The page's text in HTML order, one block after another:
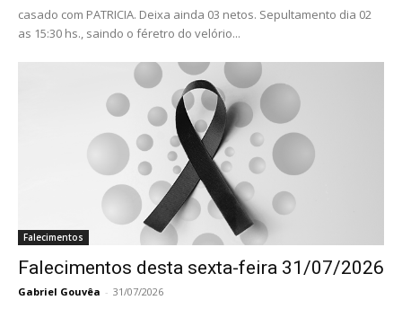
casado com PATRICIA. Deixa ainda 03 netos. Sepultamento dia 02
as 15:30 hs., saindo o féretro do velório...
Falecimentos
Falecimentos desta sexta-feira 31/07/2026
Gabriel Gouvêa - 31/07/2026